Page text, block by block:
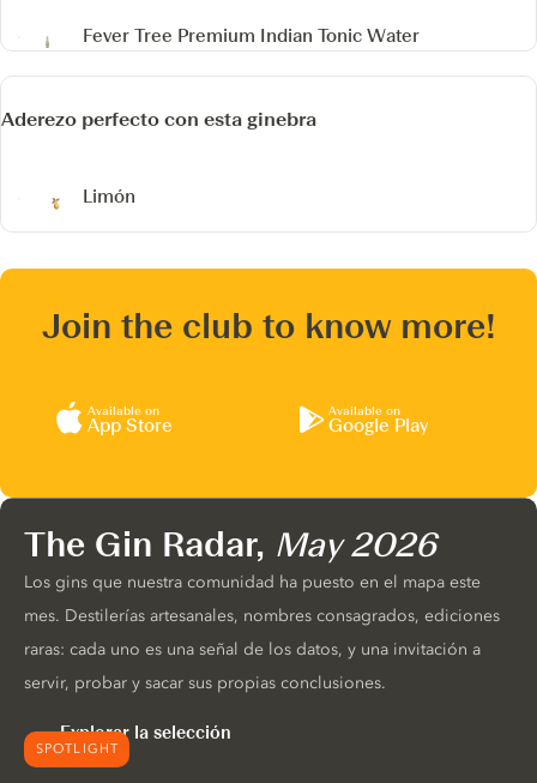
Fever Tree Premium Indian Tonic Water
Aderezo perfecto con esta ginebra
Limón
Join the club to know more!
Available on
App Store
Available on
Google Play
SPOTLIGHT
The Gin Radar, May 2026
Los gins que nuestra comunidad ha puesto en el mapa este
mes. Destilerías artesanales, nombres consagrados, ediciones
raras: cada uno es una señal de los datos, y una invitación a
servir, probar y sacar sus propias conclusiones.
Explorar la selección